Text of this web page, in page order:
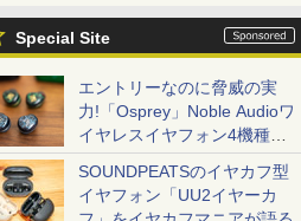
Special Site
エントリーなのに脅威の実
力!「Osprey」Noble Audioワ
イヤレスイヤフォン4機種を
一気に聴く
SOUNDPEATSのイヤカフ型
イヤフォン「UU2イヤーカ